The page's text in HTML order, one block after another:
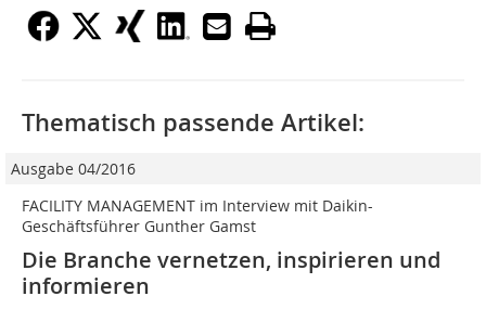
Thematisch passende Artikel:
Ausgabe 04/2016
FACILITY MANAGEMENT im Interview mit Daikin-
Geschäftsführer Gunther Gamst
Die Branche vernetzen, inspirieren und
informieren